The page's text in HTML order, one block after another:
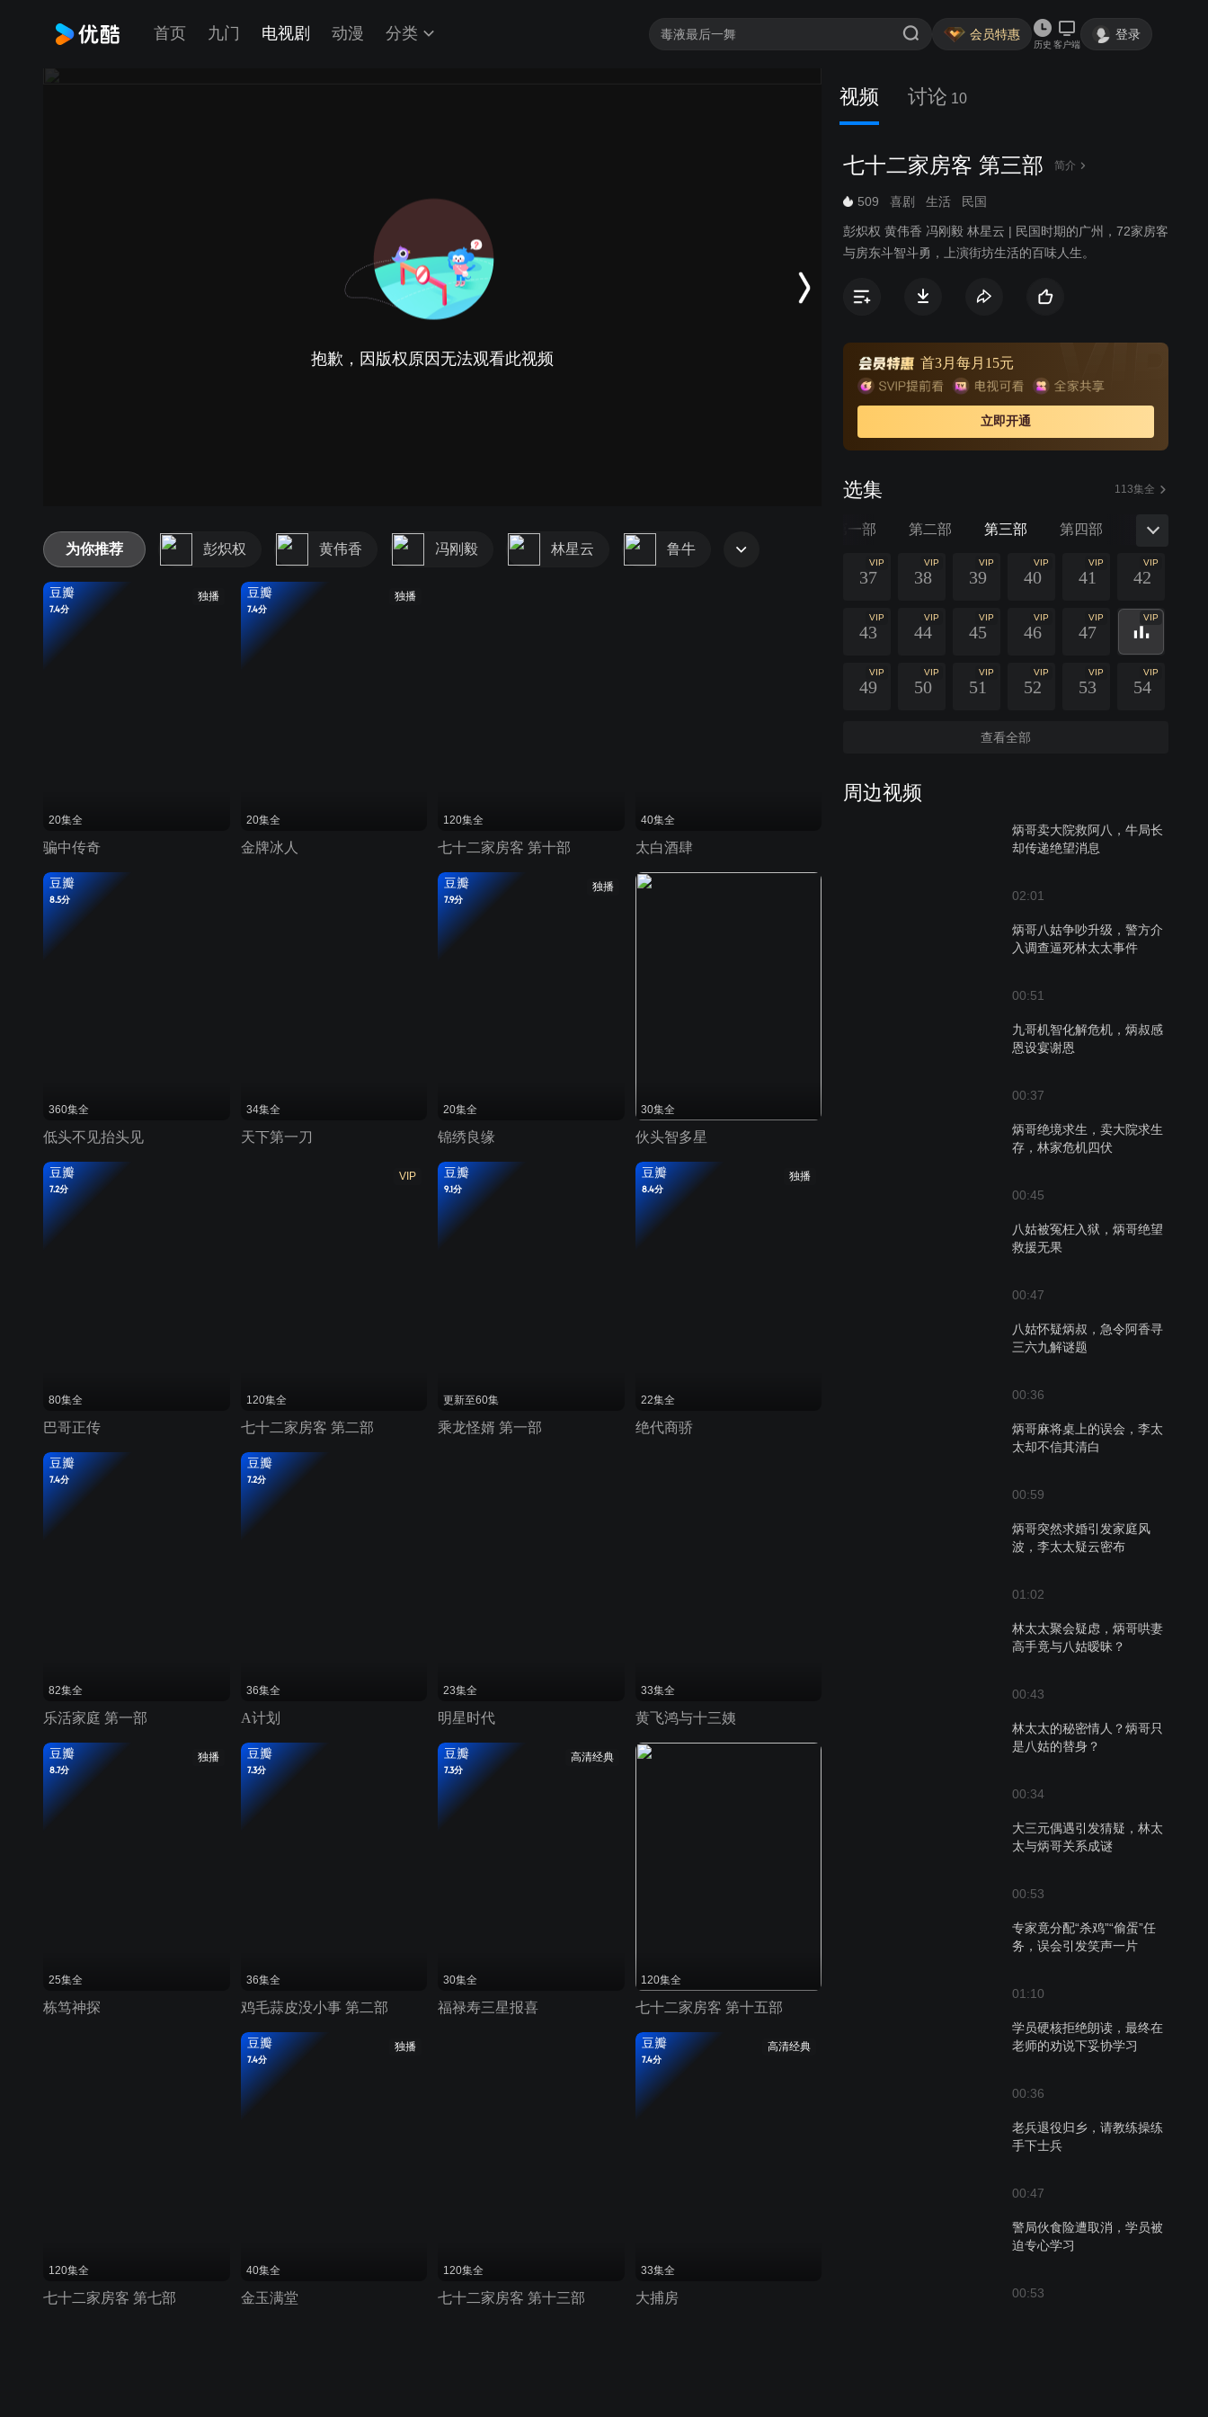
首页 九门 电视剧 动漫 分类 会员特惠
历史 客户端
登录
抱歉，因版权原因无法观看此视频
视频 讨论 10
七十二家房客 第三部 简介
509 喜剧 生活 民国
彭炽权 黄伟香 冯刚毅 林星云 | 民国时期的广州，72家房客
与房东斗智斗勇，上演街坊生活的百味人生。
首3月每月15元
立即开通
选集 113集全
第一部 第二部 第三部 第四部 第五部
VIP
37
VIP
38
VIP
39
VIP
40
VIP
41
VIP
42
VIP
43
VIP
44
VIP
45
VIP
46
VIP
47
VIP
VIP
49
VIP
50
VIP
51
VIP
52
VIP
53
VIP
54
查看全部
周边视频
炳哥卖大院救阿八，牛局长
却传递绝望消息
02:01
炳哥八姑争吵升级，警方介
入调查逼死林太太事件
00:51
九哥机智化解危机，炳叔感
恩设宴谢恩
00:37
炳哥绝境求生，卖大院求生
存，林家危机四伏
00:45
八姑被冤枉入狱，炳哥绝望
救援无果
00:47
八姑怀疑炳叔，急令阿香寻
三六九解谜题
00:36
炳哥麻将桌上的误会，李太
太却不信其清白
00:59
炳哥突然求婚引发家庭风
波，李太太疑云密布
01:02
林太太聚会疑虑，炳哥哄妻
高手竟与八姑暧昧？
00:43
林太太的秘密情人？炳哥只
是八姑的替身？
00:34
大三元偶遇引发猜疑，林太
太与炳哥关系成谜
00:53
专家竟分配“杀鸡”“偷蛋”任
务，误会引发笑声一片
01:10
学员硬核拒绝朗读，最终在
老师的劝说下妥协学习
00:36
老兵退役归乡，请教练操练
手下士兵
00:47
警局伙食险遭取消，学员被
迫专心学习
00:53
为你推荐 彭炽权 黄伟香 冯刚毅 林星云 鲁牛
独播
豆瓣
7.4分
20集全
骗中传奇
独播
豆瓣
7.4分
20集全
金牌冰人
120集全
七十二家房客 第十部
40集全
太白酒肆
豆瓣
8.5分
360集全
低头不见抬头见
34集全
天下第一刀
独播
豆瓣
7.9分
20集全
锦绣良缘
30集全
伙头智多星
豆瓣
7.2分
80集全
巴哥正传
VIP
120集全
七十二家房客 第二部
豆瓣
9.1分
更新至60集
乘龙怪婿 第一部
独播
豆瓣
8.4分
22集全
绝代商骄
豆瓣
7.4分
82集全
乐活家庭 第一部
豆瓣
7.2分
36集全
A计划
23集全
明星时代
33集全
黄飞鸿与十三姨
独播
豆瓣
8.7分
25集全
栋笃神探
豆瓣
7.3分
36集全
鸡毛蒜皮没小事 第二部
高清经典
豆瓣
7.3分
30集全
福禄寿三星报喜
120集全
七十二家房客 第十五部
120集全
七十二家房客 第七部
独播
豆瓣
7.4分
40集全
金玉满堂
120集全
七十二家房客 第十三部
高清经典
豆瓣
7.4分
33集全
大捕房